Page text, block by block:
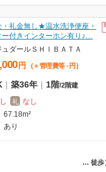
礼金無し★温水洗浄便座・
ー付きインターホン有り♪…
ュダールＳＨＩＢＡＴＡ
円 (＋管理費等 - 円 )
| 築36年 | 1階/2階建
礼 なし
67.18m²
あり
… 徒歩